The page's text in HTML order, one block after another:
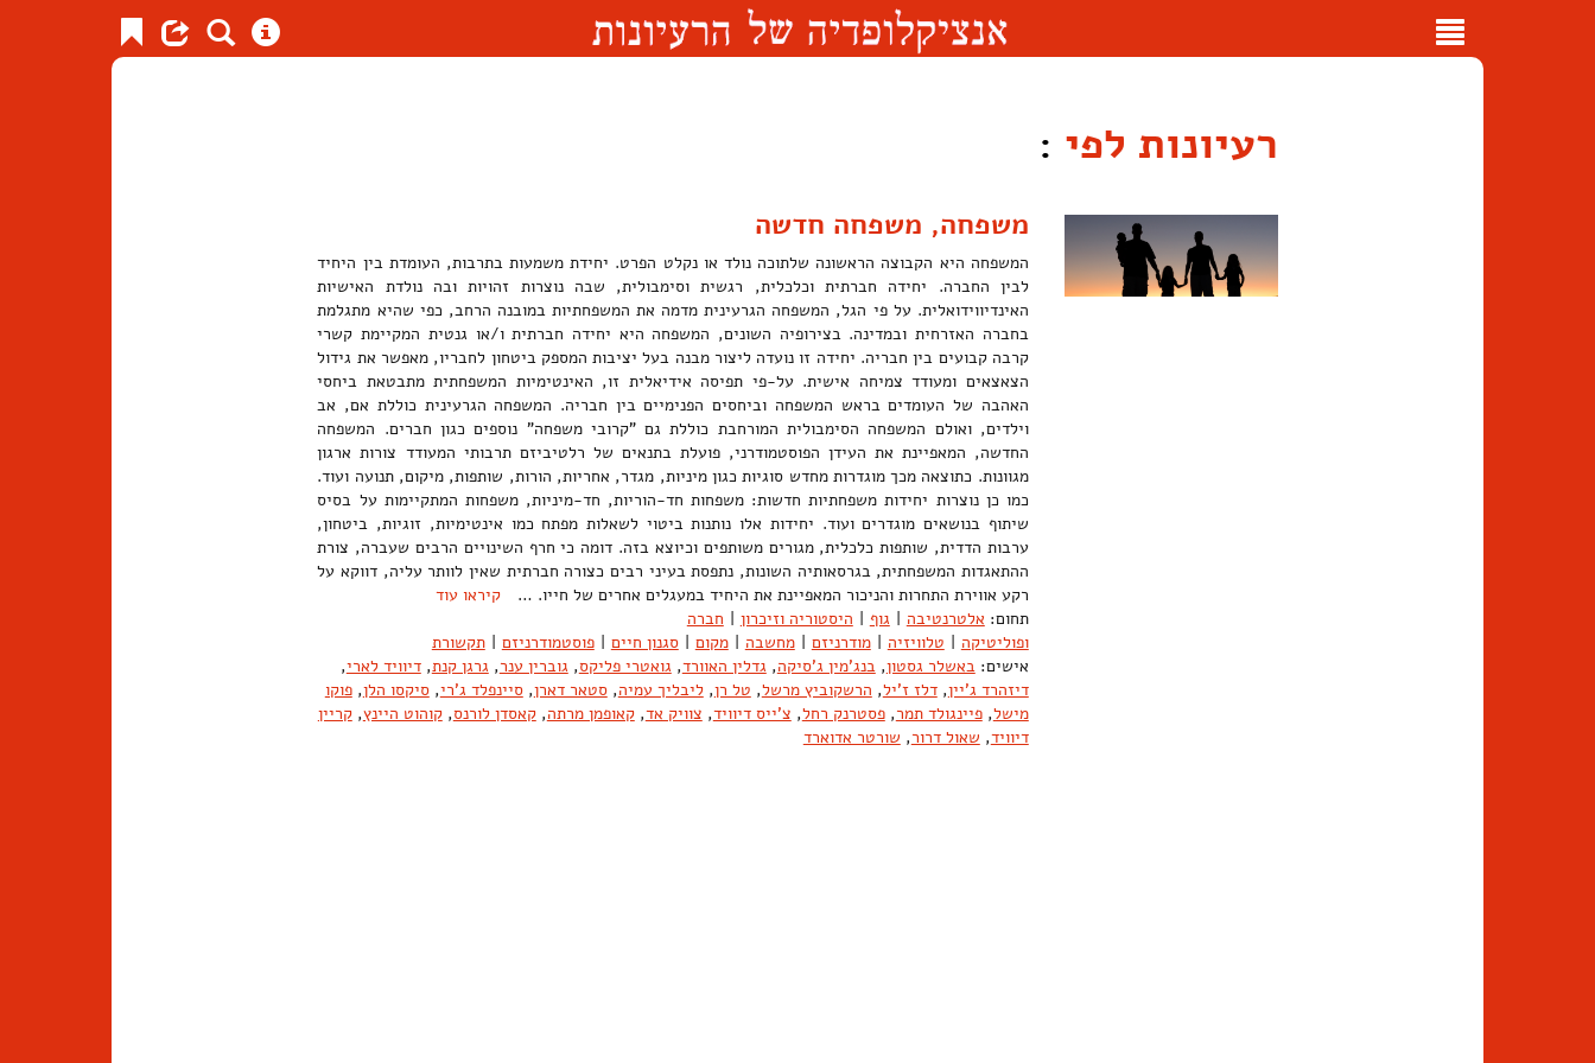
Toggle
רעיונות לפי :
משפחה, משפחה חדשה
המשפחה היא הקבוצה הראשונה שלתוכה נולד או נקלט הפרט. יחידת משמעות בתרבות, העומדת בין היחיד
לבין החברה. יחידה חברתית וכלכלית, רגשית וסימבולית, שבה נוצרות זהויות ובה נולדת האישיות
האינדיווידואלית. על פי הגל, המשפחה הגרעינית מדמה את המשפחתיות במובנה הרחב, כפי שהיא מתגלמת
בחברה האזרחית ובמדינה. בצירופיה השונים, המשפחה היא יחידה חברתית ו/או גנטית המקיימת קשרי
קרבה קבועים בין חבריה. יחידה זו נועדה ליצור מבנה בעל יציבות המספק ביטחון לחבריו, מאפשר את גידול
הצאצאים ומעודד צמיחה אישית. על-פי תפיסה אידיאלית זו, האינטימיות המשפחתית מתבטאת ביחסי
האהבה של העומדים בראש המשפחה וביחסים הפנימיים בין חבריה. המשפחה הגרעינית כוללת אם, אב
וילדים, ואולם המשפחה הסימבולית המורחבת כוללת גם "קרובי משפחה" נוספים כגון חברים. המשפחה
החדשה, המאפיינת את העידן הפוסטמודרני, פועלת בתנאים של רלטיביזם תרבותי המעודד צורות ארגון
מגוונות. כתוצאה מכך מוגדרות מחדש סוגיות כגון מיניות, מגדר, אחריות, הורות, שותפות, מיקום, תנועה ועוד.
כמו כן נוצרות יחידות משפחתיות חדשות: משפחות חד-הוריות, חד-מיניות, משפחות המתקיימות על בסיס
שיתוף בנושאים מוגדרים ועוד. יחידות אלו נותנות ביטוי לשאלות מפתח כמו אינטימיות, זוגיות, ביטחון,
ערבות הדדית, שותפות כלכלית, מגורים משותפים וכיוצא בזה. דומה כי חרף השינויים הרבים שעברה, צורת
ההתאגדות המשפחתית, בגרסאותיה השונות, נתפסת בעיני רבים כצורה חברתית שאין לוותר עליה, דווקא על
רקע אווירת התחרות והניכור המאפיינת את היחיד במעגלים אחרים של חייו. …קיראו עוד
תחום: אלטרנטיבה | גוף | היסטוריה וזיכרון | חברה
ופוליטיקה | טלוויזיה | מודרניזם | מחשבה | מקום | סגנון חיים | פוסטמודרניזם | תקשורת
אישים:באשלר גסטון,בנג'מין ג'סיקה, גדלין האוורד, גואטרי פליקס, גוברין ענר, גרגן קנת,דיוויד לארי,
דיזהרד ג'יין,דלז ז'יל, הרשקוביץ מרשל, טל רן,ליבליך עמיה,סטאר דארן,סיינפלד ג'רי,סיקסו הלן,פוקו
מישל,פיינגולד תמר,פסטרנק רחל, צ'ייס דיוויד, צוויק אד,קאופמן מרתה,קאסדן לורנס,קוהוט היינץ,קריין
דיוויד, שאול דרור, שורטר אדוארד